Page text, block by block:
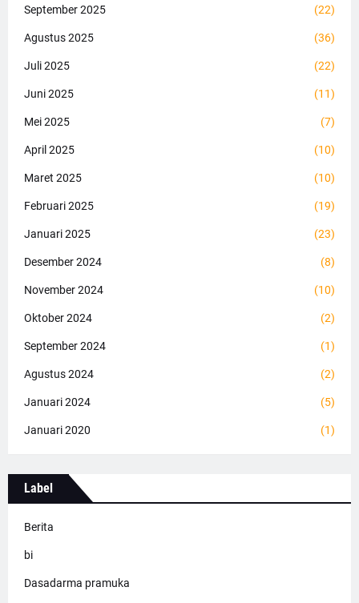
September 2025 (22)
Agustus 2025 (36)
Juli 2025 (22)
Juni 2025 (11)
Mei 2025 (7)
April 2025 (10)
Maret 2025 (10)
Februari 2025 (19)
Januari 2025 (23)
Desember 2024 (8)
November 2024 (10)
Oktober 2024 (2)
September 2024 (1)
Agustus 2024 (2)
Januari 2024 (5)
Januari 2020 (1)
Label
Berita
bi
Dasadarma pramuka